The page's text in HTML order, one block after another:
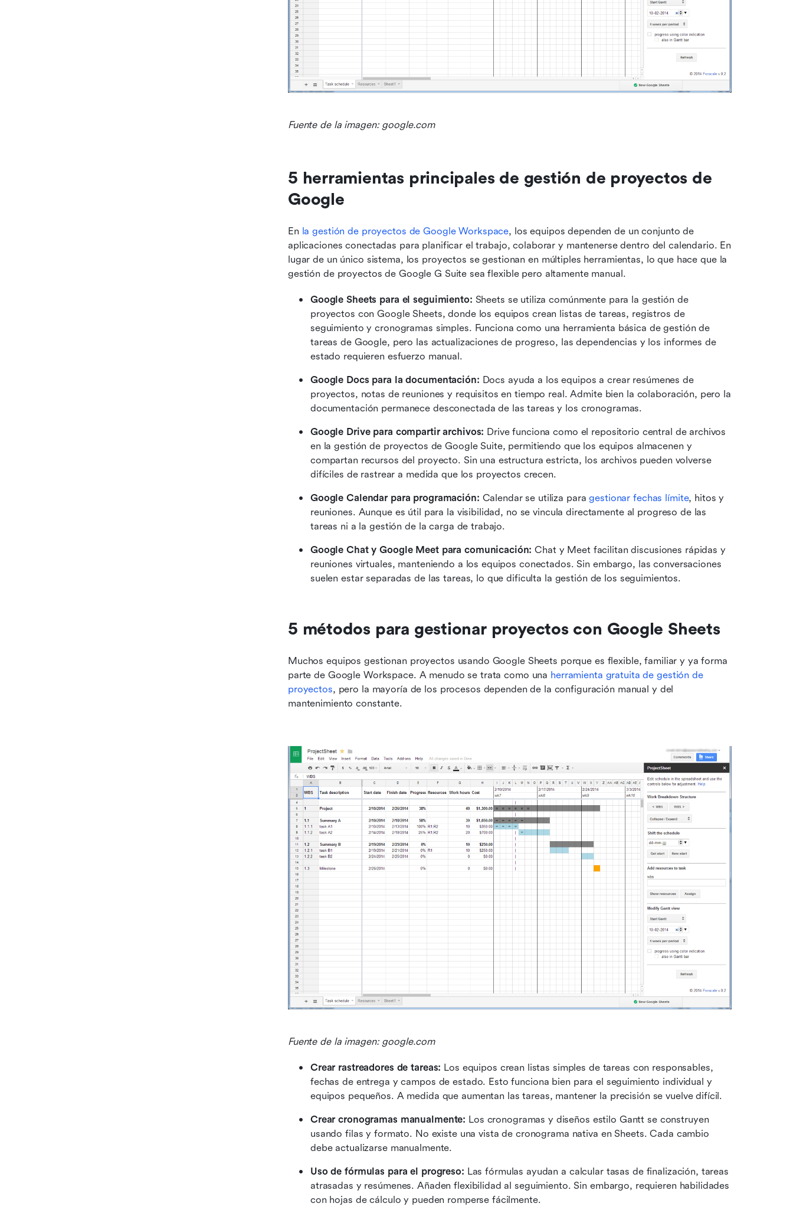
Fuente de la imagen: google.com
5 herramientas principales de gestión de proyectos de
Google
En la gestión de proyectos de Google Workspace, los equipos dependen de un conjunto de
aplicaciones conectadas para planificar el trabajo, colaborar y mantenerse dentro del calendario. En
lugar de un único sistema, los proyectos se gestionan en múltiples herramientas, lo que hace que la
gestión de proyectos de Google G Suite sea flexible pero altamente manual.
Google Sheets para el seguimiento: Sheets se utiliza comúnmente para la gestión de
proyectos con Google Sheets, donde los equipos crean listas de tareas, registros de
seguimiento y cronogramas simples. Funciona como una herramienta básica de gestión de
tareas de Google, pero las actualizaciones de progreso, las dependencias y los informes de
estado requieren esfuerzo manual.
Google Docs para la documentación: Docs ayuda a los equipos a crear resúmenes de
proyectos, notas de reuniones y requisitos en tiempo real. Admite bien la colaboración, pero la
documentación permanece desconectada de las tareas y los cronogramas.
Google Drive para compartir archivos: Drive funciona como el repositorio central de archivos
en la gestión de proyectos de Google Suite, permitiendo que los equipos almacenen y
compartan recursos del proyecto. Sin una estructura estricta, los archivos pueden volverse
difíciles de rastrear a medida que los proyectos crecen.
Google Calendar para programación: Calendar se utiliza para gestionar fechas límite, hitos y
reuniones. Aunque es útil para la visibilidad, no se vincula directamente al progreso de las
tareas ni a la gestión de la carga de trabajo.
Google Chat y Google Meet para comunicación: Chat y Meet facilitan discusiones rápidas y
reuniones virtuales, manteniendo a los equipos conectados. Sin embargo, las conversaciones
suelen estar separadas de las tareas, lo que dificulta la gestión de los seguimientos.
5 métodos para gestionar proyectos con Google Sheets
Muchos equipos gestionan proyectos usando Google Sheets porque es flexible, familiar y ya forma
parte de Google Workspace. A menudo se trata como una herramienta gratuita de gestión de
proyectos, pero la mayoría de los procesos dependen de la configuración manual y del
mantenimiento constante.
Fuente de la imagen: google.com
Crear rastreadores de tareas: Los equipos crean listas simples de tareas con responsables,
fechas de entrega y campos de estado. Esto funciona bien para el seguimiento individual y
equipos pequeños. A medida que aumentan las tareas, mantener la precisión se vuelve difícil.
Crear cronogramas manualmente: Los cronogramas y diseños estilo Gantt se construyen
usando filas y formato. No existe una vista de cronograma nativa en Sheets. Cada cambio
debe actualizarse manualmente.
Uso de fórmulas para el progreso: Las fórmulas ayudan a calcular tasas de finalización, tareas
atrasadas y resúmenes. Añaden flexibilidad al seguimiento. Sin embargo, requieren habilidades
con hojas de cálculo y pueden romperse fácilmente.